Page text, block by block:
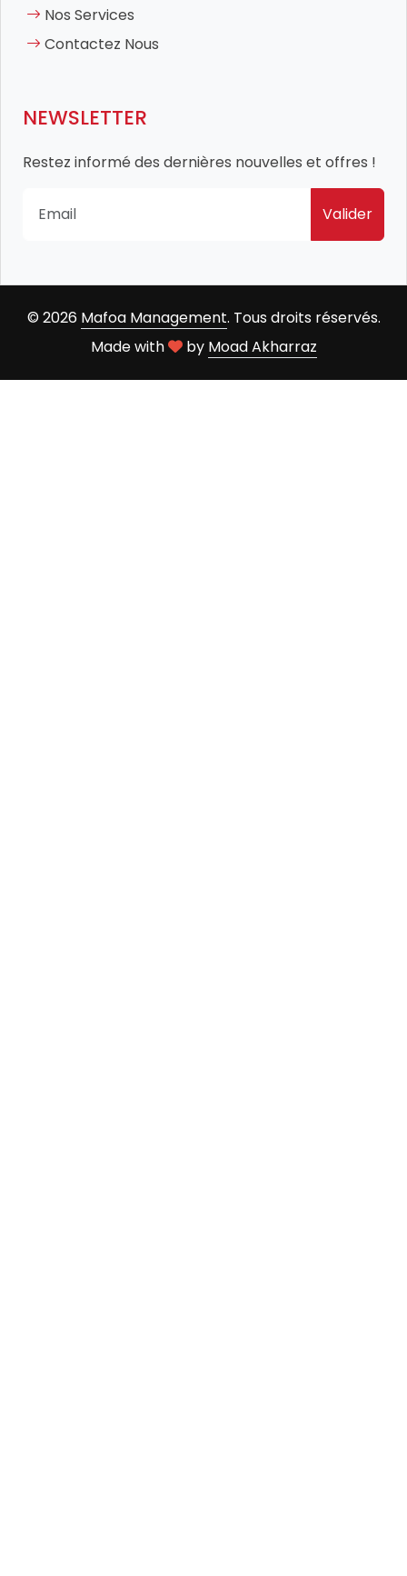
Nos Services
Contactez Nous
NEWSLETTER
Restez informé des dernières nouvelles et offres !
Valider
© 2026 Mafoa Management. Tous droits réservés.
Made with
by Moad Akharraz